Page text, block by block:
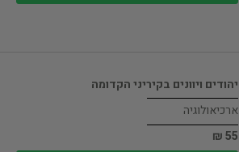
יהודים ויוונים בקיריני הקדומה
ארכיאולוגיה
55 ₪